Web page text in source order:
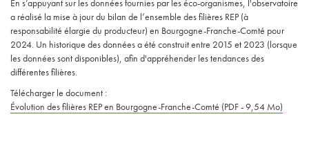
En s’appuyant sur les données fournies par les éco-organismes, l'observatoire
a réalisé la mise à jour du bilan de l’ensemble des filières REP (à
responsabilité élargie du producteur) en Bourgogne-Franche-Comté pour
2024. Un historique des données a été construit entre 2015 et 2023 (lorsque
les données sont disponibles), afin d'appréhender les tendances des
différentes filières.
Télécharger le document :
Évolution des filières REP en Bourgogne-Franche-Comté (PDF - 9,54 Mo)